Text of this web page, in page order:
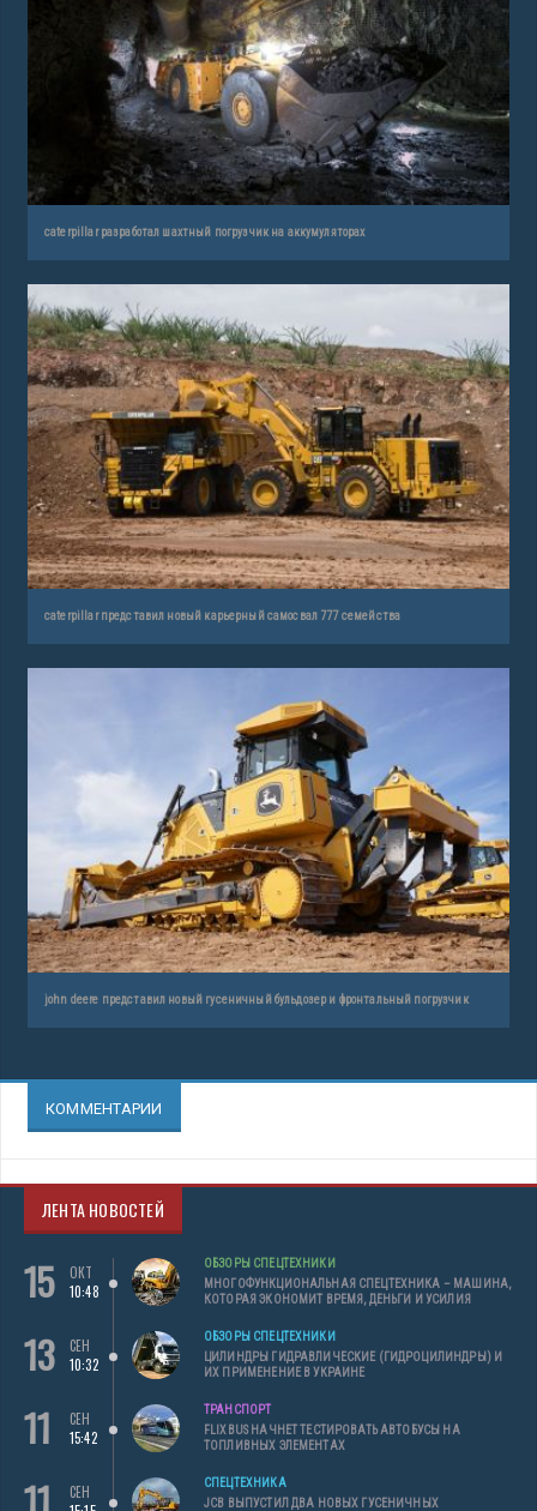
caterpillar разработал шахтный погрузчик на аккумуляторах
caterpillar представил новый карьерный самосвал 777 семейства
john deere представил новый гусеничный бульдозер и фронтальный погрузчик
КОММЕНТАРИИ
ЛЕНТА НОВОСТЕЙ
15
ОКТ
10:48
ОБЗОРЫ СПЕЦТЕХНИКИ
МНОГОФУНКЦИОНАЛЬНАЯ СПЕЦТЕХНИКА – МАШИНА,
КОТОРАЯ ЭКОНОМИТ ВРЕМЯ, ДЕНЬГИ И УСИЛИЯ
13
СЕН
10:32
ОБЗОРЫ СПЕЦТЕХНИКИ
ЦИЛИНДРЫ ГИДРАВЛИЧЕСКИЕ (ГИДРОЦИЛИНДРЫ) И
ИХ ПРИМЕНЕНИЕ В УКРАИНЕ
11
СЕН
15:42
ТРАНСПОРТ
FLIXBUS НАЧНЕТ ТЕСТИРОВАТЬ АВТОБУСЫ НА
ТОПЛИВНЫХ ЭЛЕМЕНТАХ
СЕН
СПЕЦТЕХНИКА
JCB ВЫПУСТИЛ ДВА НОВЫХ ГУСЕНИЧНЫХ